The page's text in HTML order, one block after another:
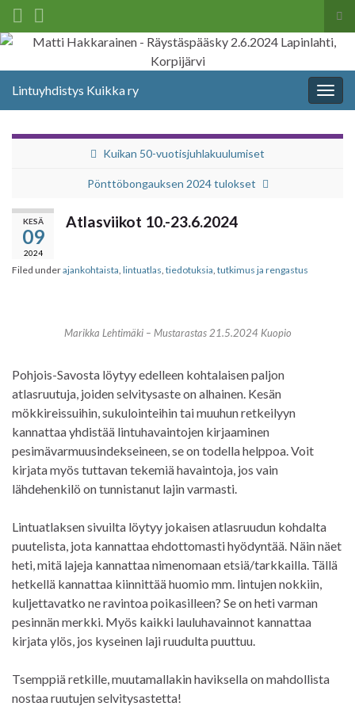
Search for:
Lintuyhdistys Kuikka ry
Kuikan 50-vuotisjuhlakuulumiset
Pönttöbongauksen 2024 tulokset
KESÄ
09
2024
Atlasviikot 10.-23.6.2024
Filed underajankohtaista, lintuatlas, tiedotuksia, tutkimus ja rengastus
Marikka Lehtimäki – Mustarastas 21.5.2024 Kuopio
Pohjois-Savosta löytyy edelleen kohtalaisen paljon
atlasruutuja, joiden selvitysaste on alhainen. Kesän
mökkireissuihin, sukulointeihin tai muuhun retkeilyyn
kannattaa yhdistää lintuhavaintojen kirjaaminen
pesimävarmuusindekseineen, se on todella helppoa. Voit
kirjata myös tuttavan tekemiä havaintoja, jos vain
lähdehenkilö on tunnistanut lajin varmasti.
Lintuatlaksen sivuilta löytyy jokaisen atlasruudun kohdalta
puutelista, jota kannattaa ehdottomasti hyödyntää. Näin näet
heti, mitä lajeja kannattaa nimenomaan etsiä/tarkkailla. Tällä
hetkellä kannattaa kiinnittää huomio mm. lintujen nokkiin,
kuljettavatko ne ravintoa poikasilleen? Se on heti varman
pesinnän merkki. Myös kaikki lauluhavainnot kannattaa
kirjata ylös, jos kyseinen laji ruudulta puuttuu.
Tsemppiä retkille, muutamallakin haviksella on mahdollista
nostaa ruutujen selvitysastetta!